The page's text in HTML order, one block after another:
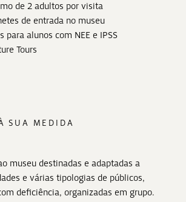
de 2 adultos por visita
de entrada no museu
para alunos com NEE e IPSS
Tours
SUA MEDIDA
museu destinadas e adaptadas a
e várias tipologias de públicos,
deficiência, organizadas em grupo.